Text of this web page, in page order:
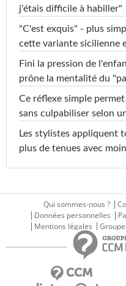
j'étais difficile à habiller"
"C'est exquis" - plus
cette variante sicilienne
Fini la pression de
prône la mentalité du
Ce réflexe simple
sans culpabiliser selon
Les stylistes appliquent
plus de tenues avec
Qui sommes-nous ?
Données personnelles
Mentions légales